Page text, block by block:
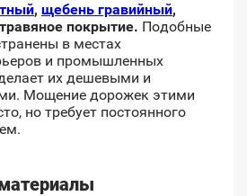
, щебень гравийный,
покрытие. Подобные
в местах
и промышленных
их дешевыми и
Мощение дорожек этими
но требует постоянного